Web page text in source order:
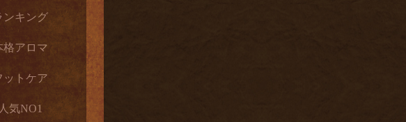
ンキング
格アロマ
ットケア
人気NO1